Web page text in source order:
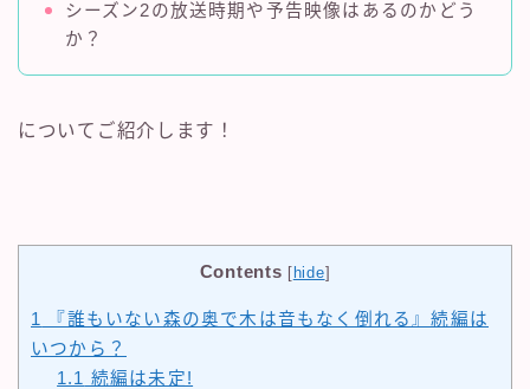
シーズン2の放送時期や予告映像はあるのかどう
か？
についてご紹介します！
Contents [ hide]
1
『誰もいない森の奥で木は音もなく倒れる』続編は
いつから？
1.1 続編は未定!